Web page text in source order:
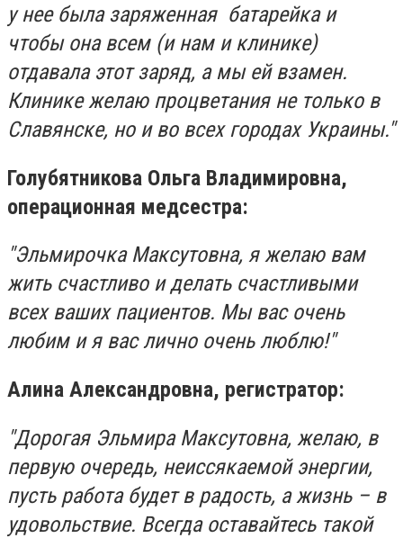
у нее была заряженная батарейка и
чтобы она всем (и нам и клинике)
отдавала этот заряд, а мы ей взамен.
Клинике желаю процветания не только в
Славянске, но и во всех городах Украины."
Голубятникова Ольга Владимировна,
операционная медсестра:
"Эльмирочка Максутовна, я желаю вам
жить счастливо и делать счастливыми
всех ваших пациентов. Мы вас очень
любим и я вас лично очень люблю!"
Алина Александровна, регистратор:
"Дорогая Эльмира Максутовна, желаю, в
первую очередь, неиссякаемой энергии,
пусть работа будет в радость, а жизнь – в
удовольствие. Всегда оставайтесь такой